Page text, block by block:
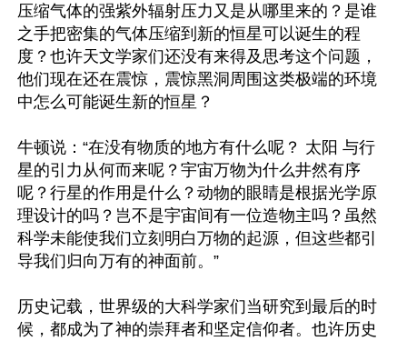
压缩气体的强紫外辐射压力又是从哪里来的？是谁
之手把密集的气体压缩到新的恒星可以诞生的程
度？也许天文学家们还没有来得及思考这个问题，
他们现在还在震惊，震惊黑洞周围这类极端的环境
中怎么可能诞生新的恒星？
牛顿说：“在没有物质的地方有什么呢？ 太阳 与行
星的引力从何而来呢？宇宙万物为什么井然有序
呢？行星的作用是什么？动物的眼睛是根据光学原
理设计的吗？岂不是宇宙间有一位造物主吗？虽然
科学未能使我们立刻明白万物的起源，但这些都引
导我们归向万有的神面前。”
历史记载，世界级的大科学家们当研究到最后的时
候，都成为了神的崇拜者和坚定信仰者。也许历史